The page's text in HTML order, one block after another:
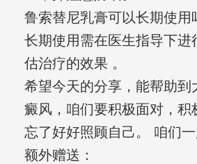
鲁索替尼乳膏可以长期使用
长期使用需在医生指导下进
估治疗的效果 。
希望今天的分享，能帮助到
癜风，咱们要积极面对，积
忘了好好照顾自己。 咱们一
额外赠送：